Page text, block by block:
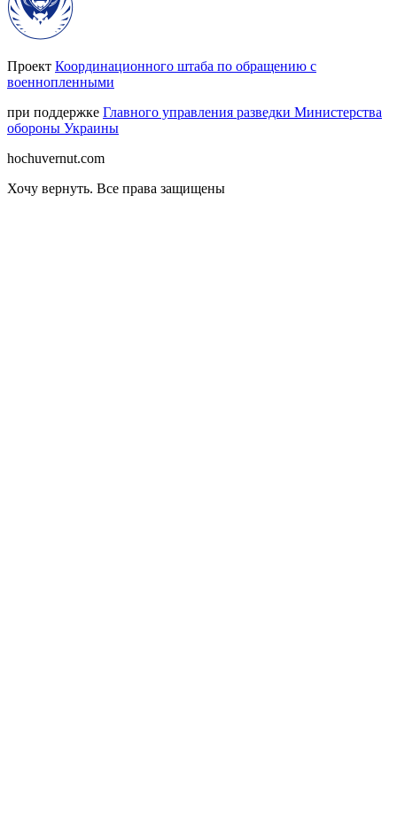
Проект Координационного штаба по обращению с
военнопленными
при поддержке Главного управления разведки Министерства
обороны Украины
hochuvernut.com
Хочу вернуть. Все права защищены